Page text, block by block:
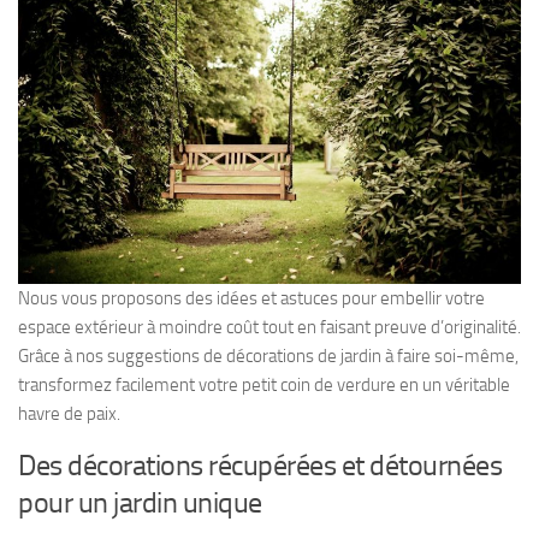
Nous vous proposons des idées et astuces pour embellir votre
espace extérieur à moindre coût tout en faisant preuve d’originalité.
Grâce à nos suggestions de décorations de jardin à faire soi-même,
transformez facilement votre petit coin de verdure en un véritable
havre de paix.
Des décorations récupérées et détournées
pour un jardin unique